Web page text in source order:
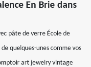
En Brie dans
pâte de verre École de
quelques-unes comme vos
art jewelry vintage